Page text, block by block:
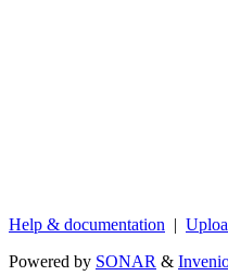
Help & documentation |
Powered by SONAR &